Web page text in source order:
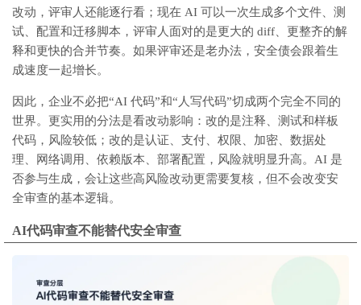
改动，评审人还能逐行看；现在 AI 可以一次生成多个文件、测
试、配置和迁移脚本，评审人面对的是更大的 diff、更整齐的解
释和更快的合并节奏。如果评审还是老办法，安全债会跟着生
成速度一起增长。
因此，企业不必把“AI 代码”和“人写代码”切成两个完全不同的
世界。更实用的分法是看改动影响：改的是注释、测试和样板
代码，风险较低；改的是认证、支付、权限、加密、数据处
理、网络调用、依赖版本、部署配置，风险就明显升高。AI 是
否参与生成，会让这些高风险改动更需要复核，但不会改变安
全审查的基本逻辑。
AI代码审查不能替代安全审查